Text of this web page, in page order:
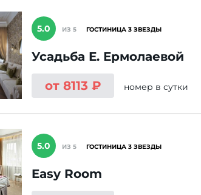
5.0 ИЗ 5 ГОСТИНИЦА 3 ЗВЕЗДЫ
Усадьба Е. Ермолаевой
от 8113 ₽
номер в сутки
5.0 ИЗ 5 ГОСТИНИЦА 3 ЗВЕЗДЫ
Easy Room